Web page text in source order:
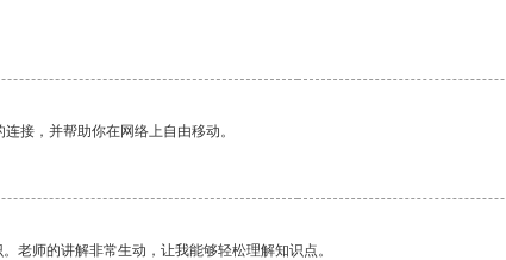
接，并帮助你在网络上自由移动。
老师的讲解非常生动，让我能够轻松理解知识点。